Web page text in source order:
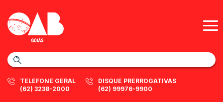
TELEFONE GERAL
(62) 3238-2000
DISQUE PRERROGATIVAS
(62) 99976-9900